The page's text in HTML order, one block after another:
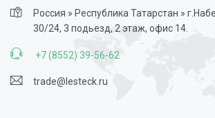
Россия » Республика Татарстан »
30/24, 3 подьезд, 2 этаж, офис 14.
+7 (8552) 39-56-62
trade@lesteck.ru